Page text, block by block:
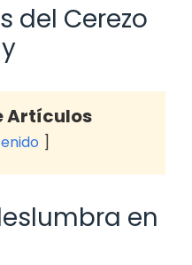
del Cerezo
Artículos
en